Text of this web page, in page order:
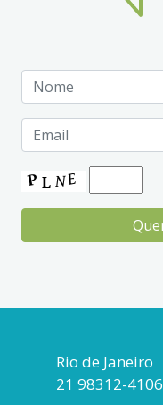
Rio de Janeiro
21 98312-4106